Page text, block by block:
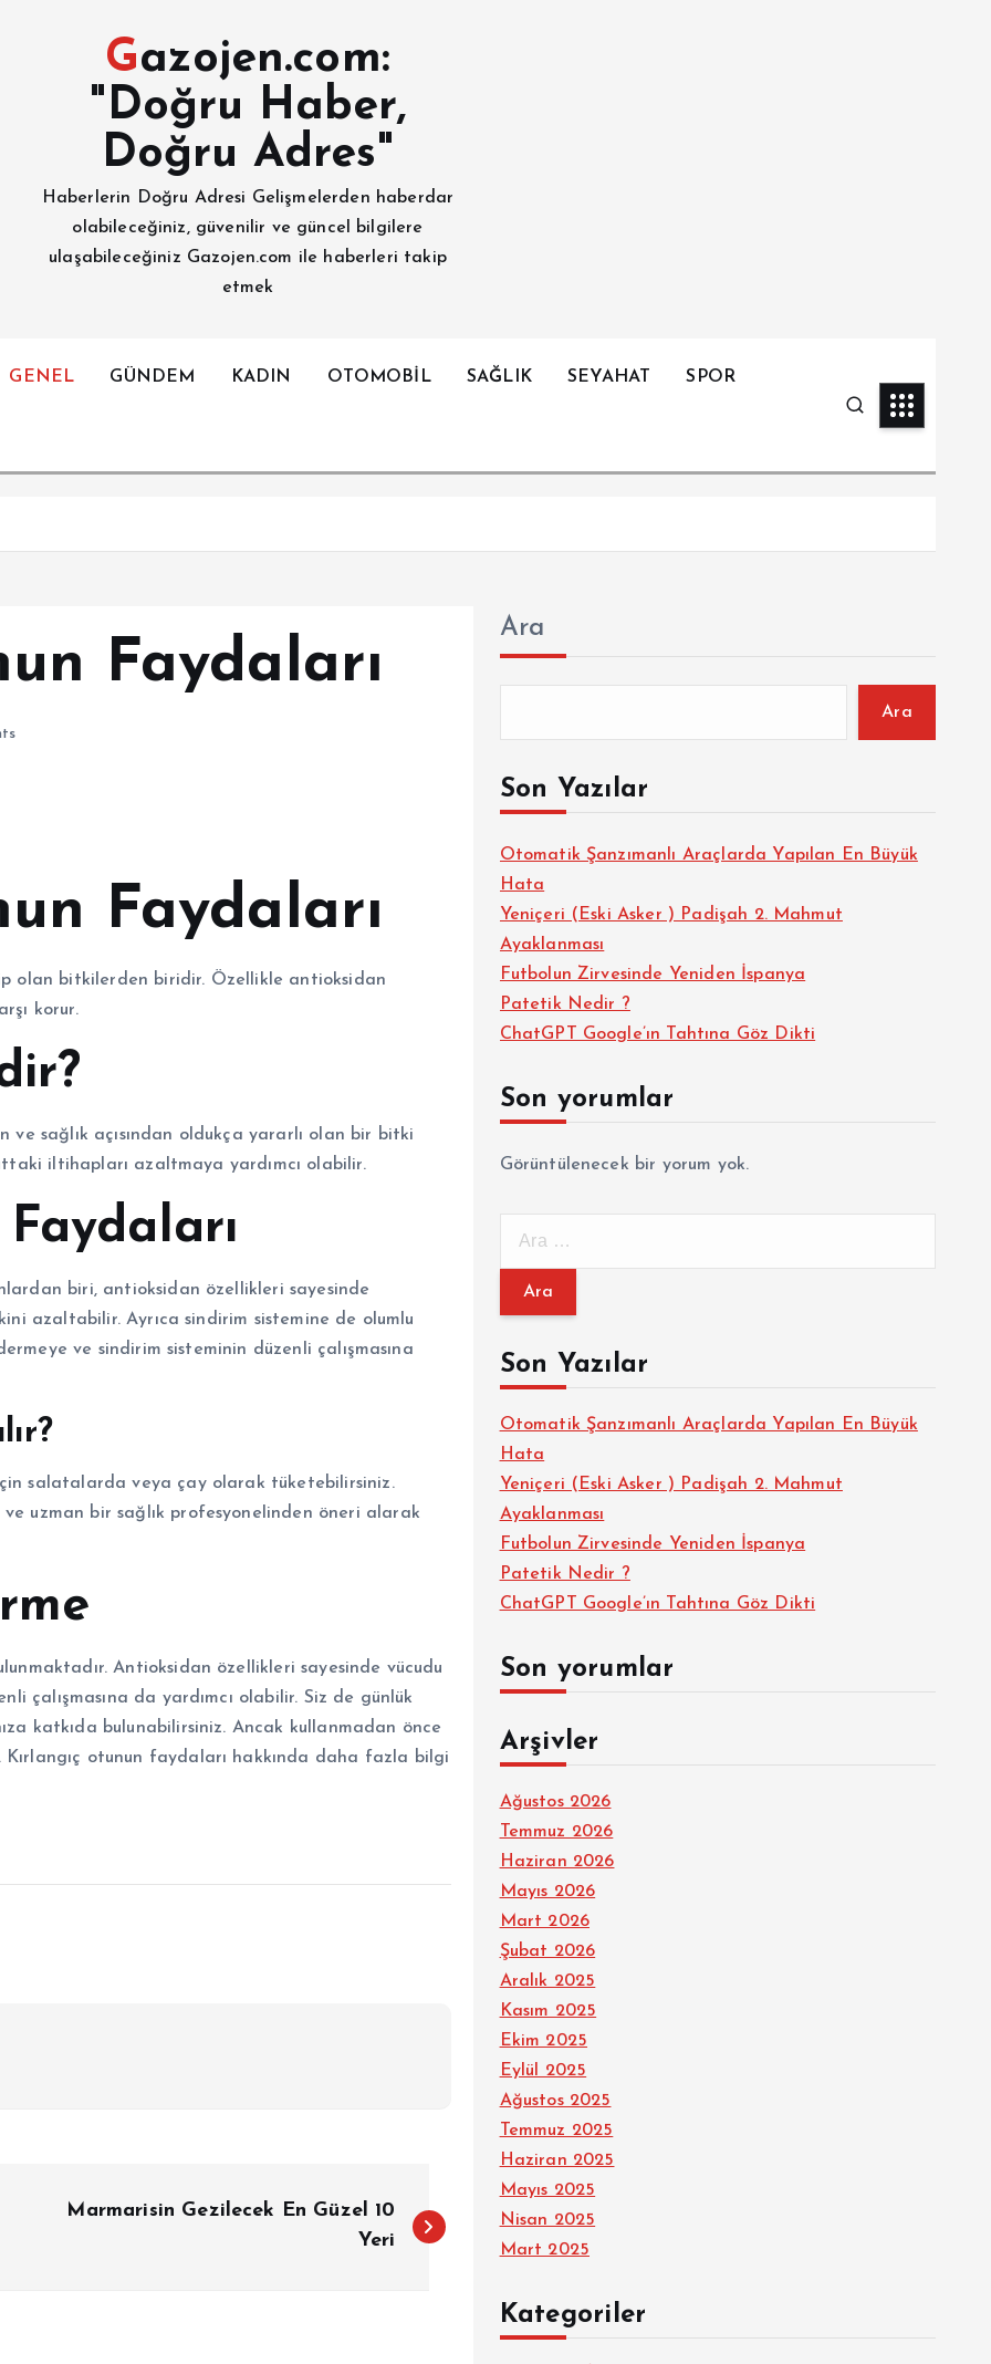
Gazojen.com:
"Doğru Haber,
Doğru Adres"
Haberlerin Doğru Adresi Gelişmelerden haberdar
olabileceğiniz, güvenilir ve güncel bilgilere
ulaşabileceğiniz Gazojen.com ile haberleri takip
etmek
GENEL GÜNDEM KADIN OTOMOBİL SAĞLIK SEYAHAT SPOR
Faydaları
Faydaları
olan bitkilerden biridir. Özellikle antioksidan
korur.
ve sağlık açısından oldukça yararlı olan bir bitki
iltihapları azaltmaya yardımcı olabilir.
biri, antioksidan özellikleri sayesinde
azaltabilir. Ayrıca sindirim sistemine de olumlu
ve sindirim sisteminin düzenli çalışmasına
salatalarda veya çay olarak tüketebilirsiniz.
uzman bir sağlık profesyonelinden öneri alarak
Antioksidan özellikleri sayesinde vücudu
çalışmasına da yardımcı olabilir. Siz de günlük
katkıda bulunabilirsiniz. Ancak kullanmadan önce
Kırlangıç otunun faydaları hakkında daha fazla bilgi
Marmarisin Gezilecek En Güzel 10
Yeri
Ara
Ara
Son Yazılar
Otomatik Şanzımanlı Araçlarda Yapılan En Büyük
Hata
Yeniçeri (Eski Asker ) Padişah 2. Mahmut
Ayaklanması
Futbolun Zirvesinde Yeniden İspanya
Patetik Nedir ?
ChatGPT Google’ın Tahtına Göz Dikti
Son yorumlar
Görüntülenecek bir yorum yok.
m
:Son Yazılar
Otomatik Şanzımanlı Araçlarda Yapılan En Büyük
Hata
Yeniçeri (Eski Asker ) Padişah 2. Mahmut
Ayaklanması
Futbolun Zirvesinde Yeniden İspanya
Patetik Nedir ?
ChatGPT Google’ın Tahtına Göz Dikti
Son yorumlar
Arşivler
Ağustos 2026
Temmuz 2026
Haziran 2026
Mayıs 2026
Mart 2026
Şubat 2026
Aralık 2025
Kasım 2025
Ekim 2025
Eylül 2025
Ağustos 2025
Temmuz 2025
Haziran 2025
Mayıs 2025
Nisan 2025
Mart 2025
Kategoriler